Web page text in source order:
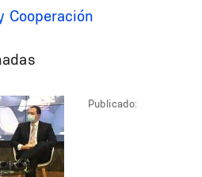
Cooperación
Publicado: